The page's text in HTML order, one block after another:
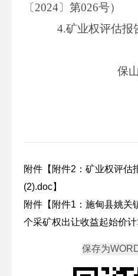
〔2024〕第026号）
4.矿业权评估报
保
附件【 附件2：矿业权评估
(2).doc】
附件【 附件1：施甸县姚关
个采矿权出让收益起始价